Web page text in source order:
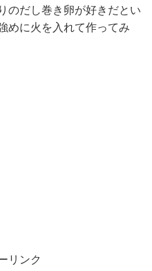
のだし巻き卵が好きだとい
めに火を入れて作ってみ
リンク